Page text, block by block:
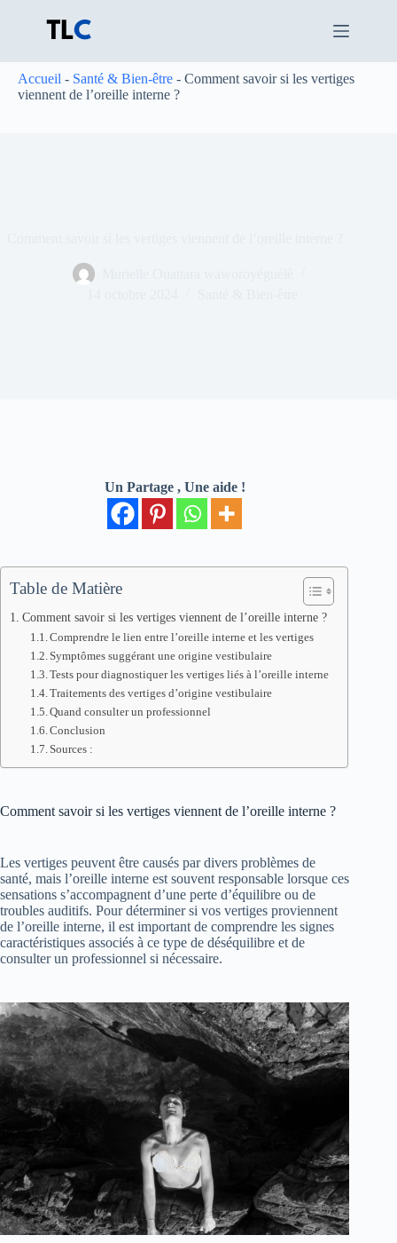
Accueil - Santé & Bien-être - Comment savoir si les vertiges
viennent de l’oreille interne ?
Un Partage , Une aide !
Table de Matière
Comment savoir si les vertiges viennent de l’oreille interne ?
Comprendre le lien entre l’oreille interne et les vertiges
Symptômes suggérant une origine vestibulaire
Tests pour diagnostiquer les vertiges liés à l’oreille interne
Traitements des vertiges d’origine vestibulaire
Quand consulter un professionnel
Conclusion
Sources :
Comment savoir si les vertiges viennent de l’oreille interne ?
Les vertiges peuvent être causés par divers problèmes de
santé, mais l’oreille interne est souvent responsable lorsque ces
sensations s’accompagnent d’une perte d’équilibre ou de
troubles auditifs. Pour déterminer si vos vertiges proviennent
de l’oreille interne, il est important de comprendre les signes
caractéristiques associés à ce type de déséquilibre et de
consulter un professionnel si nécessaire.